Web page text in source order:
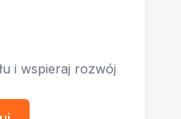
i wspieraj rozwój